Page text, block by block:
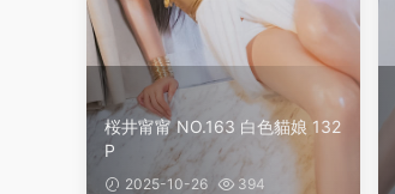
桜井甯甯 NO.163 白色貓娘 132
P
2025-10-26 394